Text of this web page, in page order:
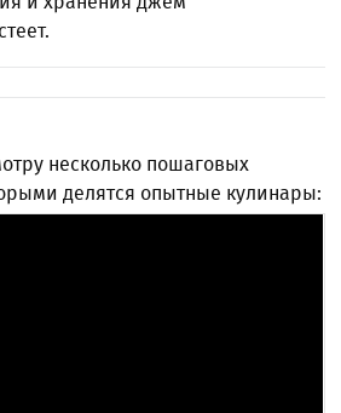
несколько пошаговых
делятся опытные кулинары: